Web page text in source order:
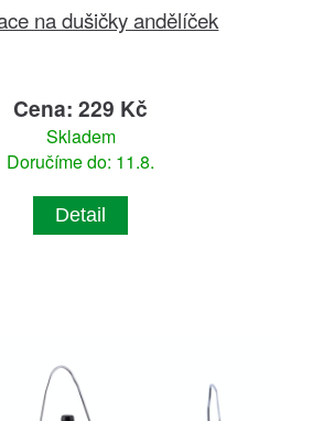
na dušičky andělíček
Cena: 229 Kč
Skladem
Doručíme do: 11.8.
Detail